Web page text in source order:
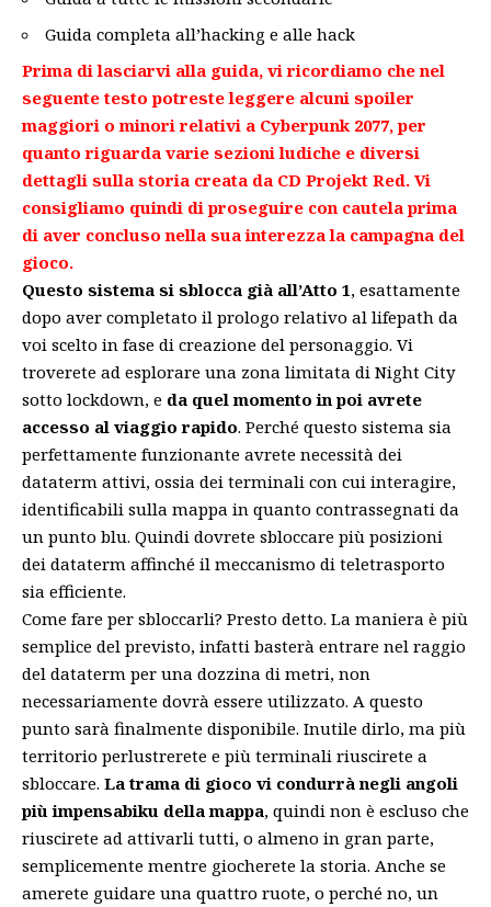
Guida completa all’hacking e alle hack
Prima di lasciarvi alla guida, vi ricordiamo che nel
seguente testo potreste leggere alcuni spoiler
maggiori o minori relativi a Cyberpunk 2077, per
quanto riguarda varie sezioni ludiche e diversi
dettagli sulla storia creata da CD Projekt Red. Vi
consigliamo quindi di proseguire con cautela prima
di aver concluso nella sua interezza la campagna del
gioco.
Questo sistema si sblocca già all’Atto 1, esattamente
dopo aver completato il prologo relativo al lifepath da
voi scelto in fase di creazione del personaggio. Vi
troverete ad esplorare una zona limitata di Night City
sotto lockdown, e da quel momento in poi avrete
accesso al viaggio rapido. Perché questo sistema sia
perfettamente funzionante avrete necessità dei
dataterm attivi, ossia dei terminali con cui interagire,
identificabili sulla mappa in quanto contrassegnati da
un punto blu. Quindi dovrete sbloccare più posizioni
dei dataterm affinché il meccanismo di teletrasporto
sia efficiente.
Come fare per sbloccarli? Presto detto. La maniera è più
semplice del previsto, infatti basterà entrare nel raggio
del dataterm per una dozzina di metri, non
necessariamente dovrà essere utilizzato. A questo
punto sarà finalmente disponibile. Inutile dirlo, ma più
territorio perlustrerete e più terminali riuscirete a
sbloccare. La trama di gioco vi condurrà negli angoli
più impensabiku della mappa, quindi non è escluso che
riuscirete ad attivarli tutti, o almeno in gran parte,
semplicemente mentre giocherete la storia. Anche se
amerete guidare una quattro ruote, o perché no, un